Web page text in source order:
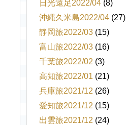
日光遠足2022/04 (8)
沖縄久米島2022/04 (27)
静岡旅2022/03 (15)
富山旅2022/03 (16)
千葉旅2022/02 (3)
高知旅2022/01 (21)
兵庫旅2021/12 (26)
愛知旅2021/12 (15)
出雲旅2021/12 (24)